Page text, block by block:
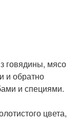
говядины, мясо
и обратно
и специями.
цвета,